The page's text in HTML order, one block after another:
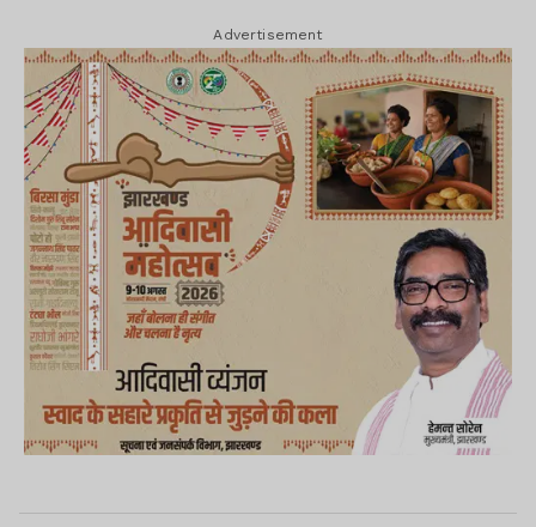
Advertisement